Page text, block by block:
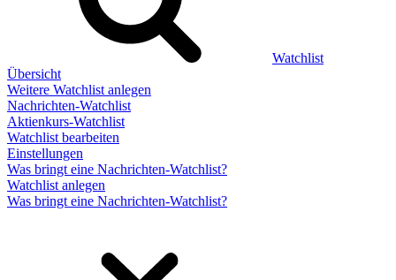
Watchlist
Übersicht
Weitere Watchlist anlegen
Nachrichten-Watchlist
Aktienkurs-Watchlist
Watchlist bearbeiten
Einstellungen
Was bringt eine Nachrichten-Watchlist?
Watchlist anlegen
Was bringt eine Nachrichten-Watchlist?